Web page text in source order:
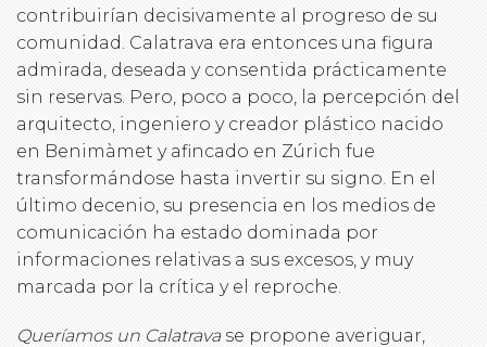
contribuirían decisivamente al progreso de su
comunidad. Calatrava era entonces una figura
admirada, deseada y consentida prácticamente
sin reservas. Pero, poco a poco, la percepción del
arquitecto, ingeniero y creador plástico nacido
en Benimàmet y afincado en Zúrich fue
transformándose hasta invertir su signo. En el
último decenio, su presencia en los medios de
comunicación ha estado dominada por
informaciones relativas a sus excesos, y muy
marcada por la crítica y el reproche.
Queríamos un Calatravase propone averiguar,